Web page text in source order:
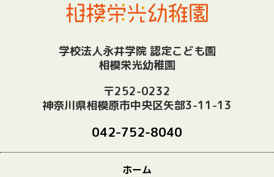
学校法人永井学院 認定こども園
相模栄光幼稚園
〒252-0232
神奈川県相模原市中央区矢部3-11-13
042-752-8040
ホーム